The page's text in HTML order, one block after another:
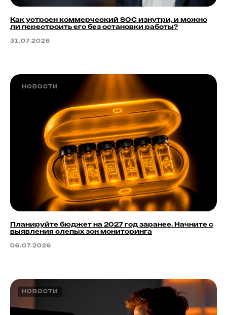
Как устроен коммерческий SOC изнутри, и можно
ли перестроить его без остановки работы?
31.07.2026
НОВОСТИ
Планируйте бюджет на 2027 год заранее. Начните с
выявления слепых зон мониторинга
06.07.2026
НОВОСТИ